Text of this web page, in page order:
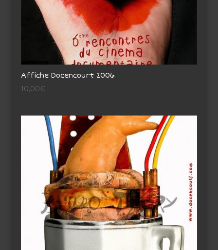
Affiche Docencourt 2006
10,00€